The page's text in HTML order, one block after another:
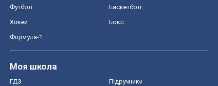
Футбол Баскетбол
Хокей Бокс
Формула-1
Моя школа
ГДЗ Підручники